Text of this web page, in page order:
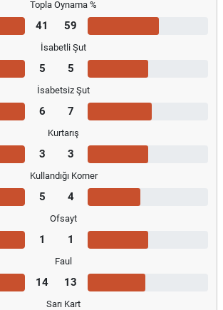
Topla Oynama %
41 59
İsabetli Şut
5 5
İsabetsiz Şut
6 7
Kurtarış
3 3
Kullandığı Korner
5 4
Ofsayt
1 1
Faul
14 13
Sarı Kart